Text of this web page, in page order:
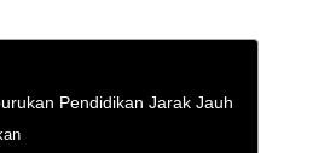
Pendidikan Jarak Jauh